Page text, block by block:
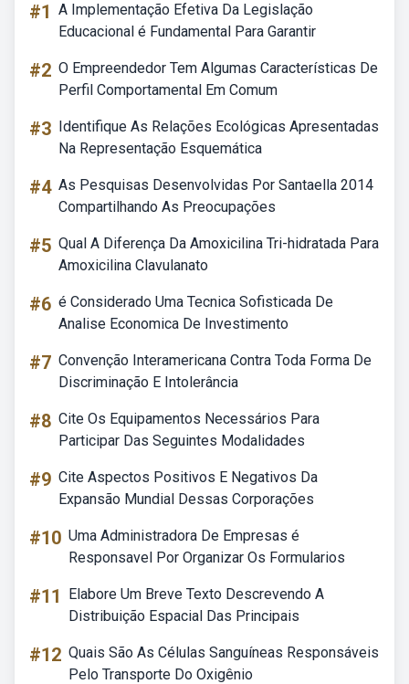
#1 A Implementação Efetiva Da Legislação
Educacional é Fundamental Para Garantir
#2 O Empreendedor Tem Algumas Características De
Perfil Comportamental Em Comum
#3 Identifique As Relações Ecológicas Apresentadas
Na Representação Esquemática
#4 As Pesquisas Desenvolvidas Por Santaella 2014
Compartilhando As Preocupações
#5 Qual A Diferença Da Amoxicilina Tri-hidratada Para
Amoxicilina Clavulanato
#6 é Considerado Uma Tecnica Sofisticada De
Analise Economica De Investimento
#7 Convenção Interamericana Contra Toda Forma De
Discriminação E Intolerância
#8 Cite Os Equipamentos Necessários Para
Participar Das Seguintes Modalidades
#9 Cite Aspectos Positivos E Negativos Da
Expansão Mundial Dessas Corporações
#10 Uma Administradora De Empresas é
Responsavel Por Organizar Os Formularios
#11
Elabore Um Breve Texto Descrevendo A
Distribuição Espacial Das Principais
#12 Quais São As Células Sanguíneas Responsáveis
Pelo Transporte Do Oxigênio